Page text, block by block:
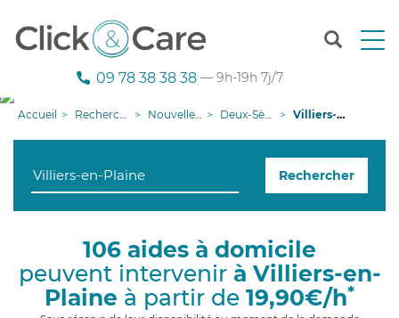
T
n
g
i
09 78 38 38 38 — 9h-19h 7j/7
Accueil Recherche aide à domicile Nouvelle-Aquitaine Deux-Sèvres Villiers-en-Plaine
Rechercher
106 aides à domicile
peuvent intervenir à Villiers-en-
Plaine à partir de 19,90€/h*